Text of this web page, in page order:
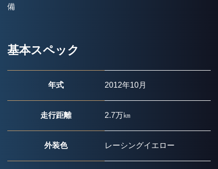
備
基本スペック
年式 2012年10月
走行距離 2.7万㎞
外装色 レーシングイエロー